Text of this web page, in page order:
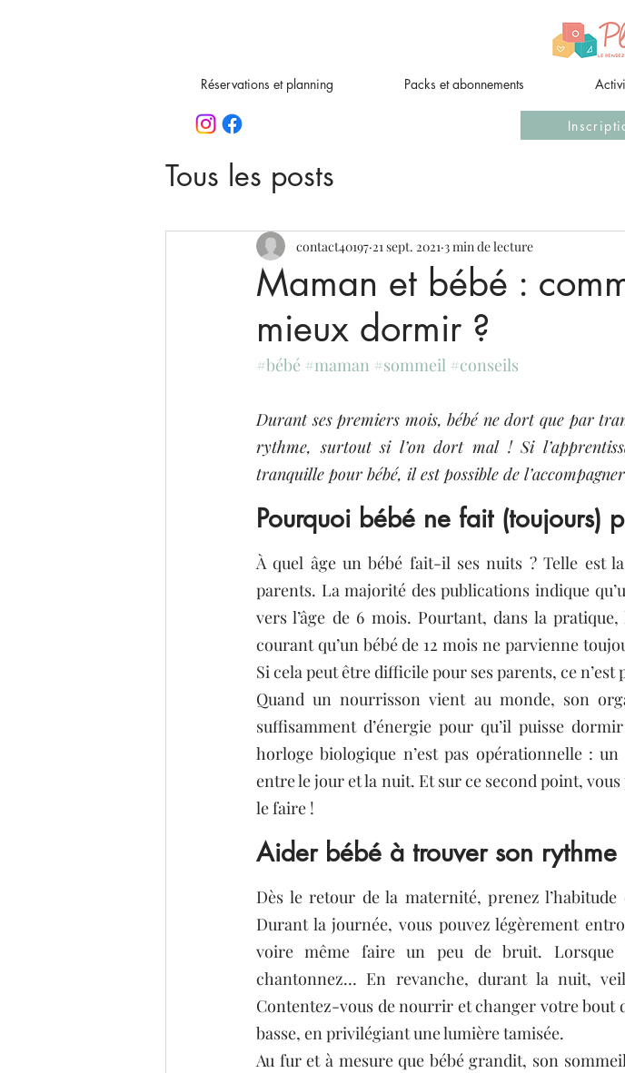
Réservations et planning Packs et abonnements
Tous les posts
Maman et bébé :
mieux dormir ?
contact40197 21 sept. 2021 3 min de lecture
#bébé #maman #sommeil #conseils
Durant ses premiers mois, bébé ne dort que par
rythme, surtout si l’on dort mal ! Si
tranquille pour bébé, il est possible de
Pourquoi bébé ne fait (toujours)
À quel âge un bébé fait-il ses nuits ? Telle est
parents. La majorité des publications indique
vers l’âge de 6 mois. Pourtant, dans la
courant qu’un bébé de 12 mois ne parvienne
Si cela peut être difficile pour ses parents, ce n’est
Quand un nourrisson vient au monde, son
suffisamment d’énergie pour qu’il puisse
horloge biologique n’est pas opérationnelle :
entre le jour et la nuit. Et sur ce second point,
le faire !
Aider bébé à trouver son rythme
Dès le retour de la maternité, prenez l’habitude
Durant la journée, vous pouvez légèrement
voire même faire un peu de bruit. Lorsque
chantonnez… En revanche, durant la nuit,
Contentez-vous de nourrir et changer votre bout
basse, en privilégiant une lumière tamisée.
Au fur et à mesure que bébé grandit, son